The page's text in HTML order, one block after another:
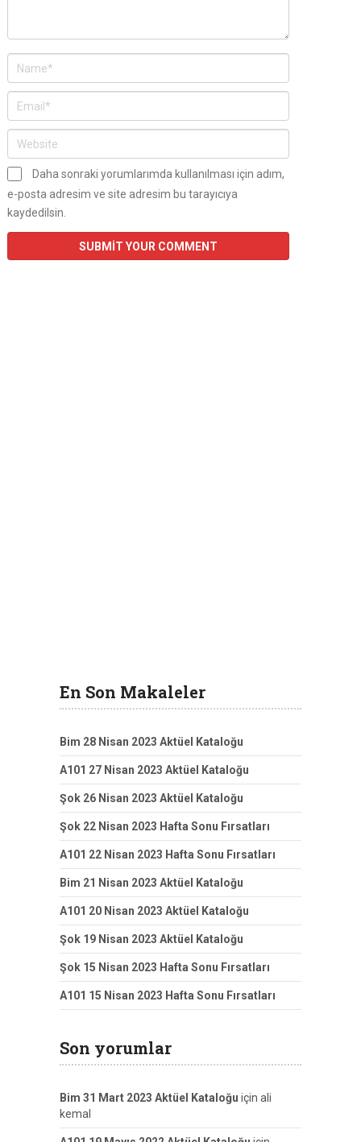
Daha sonraki yorumlarımda kullanılması için adım,
e-posta adresim ve site adresim bu tarayıcıya
kaydedilsin.
En Son Makaleler
Bim 28 Nisan 2023 Aktüel Kataloğu
A101 27 Nisan 2023 Aktüel Kataloğu
Şok 26 Nisan 2023 Aktüel Kataloğu
Şok 22 Nisan 2023 Hafta Sonu Fırsatları
A101 22 Nisan 2023 Hafta Sonu Fırsatları
Bim 21 Nisan 2023 Aktüel Kataloğu
A101 20 Nisan 2023 Aktüel Kataloğu
Şok 19 Nisan 2023 Aktüel Kataloğu
Şok 15 Nisan 2023 Hafta Sonu Fırsatları
A101 15 Nisan 2023 Hafta Sonu Fırsatları
Son yorumlar
Bim 31 Mart 2023 Aktüel Kataloğu için ali
kemal